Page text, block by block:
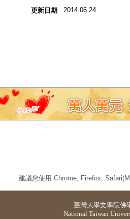
更新日期 2014.06.24
建議您使用 Chrome, Firefox,
臺灣大學文學院佛
National Taiwan